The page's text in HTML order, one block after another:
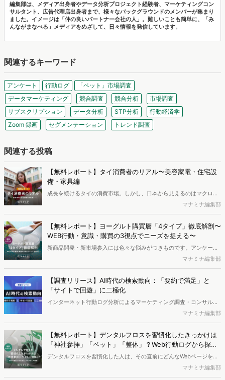
編集部は、メディア出身者やデータ分析プロジェクト経験者、マーケティングコン
サルタント、広告代理店出身者まで、様々なバックグラウンドのメンバーが集まり
ました。イメージは「仲の良いパートナー会社の人」。難しいことも簡単に、「み
んながまなべる」メディアをめざして、日々情報を発信しています。
関連するキーワード
アンケート 行動ログ
「ペット」市場調査
データマーケティング
競合調査 競合分析
市場調査
サブスクリプション
データ分析 STP分析
行動経済学
Zoom 録画
セグメンテーション トレンド調査
関連する投稿
【無料レポート】タイ消費者のリアル〜美容家電・住宅設
備・家具編
成⻑を続けるタイの消費市場。しかし、⽇本から⾒えるのはマクロ統
計や店頭の⾵景までで、消費者が家の中で実際に何を使い、何にこだ
わって暮らしているかは⾒えにくいのが実情です 。本レポートでは、
美容家電・キッチン・家具の3 領域にフォーカスし、2 つのアンケー
トと投稿写真の分析により、タイの暮らしの実態を調査しました。※
本レポートは記事のフォームから無料でダウンロードできます。
マナミナ編集部
【無料レポート】ヨーグルト購買層「4タイプ」徹底解剖〜
WEB行動・意識・購買の3視点でニーズを捉える〜
新商品開発・新市場参入には色々な悩みがつきものです。アンケート
調査を実施しても、購買実態が不透明、新商品の受容性も判断しきれ
ないなど、詰めきれない問題もあるかと思います。そこで本レポート
で提案するのが、「WEB行動・意識・購買の3視点」を活用し、どの
ようにして市場理解をしていけるのか、現状の既発商品のセグメント
で相性の良いターゲットはどこかを明らかにするという調査手法で
す。新商品開発関連担当者様・マーケティング担当者様向け必見のレ
ポートとなっています。※本レポートは記事のフォームから無料でダ
ウンロードできます。
マナミナ編集部
【調査リリース】AI時代の検索動向：「要約で満足」と
「サイトで回遊」に二極化
インターネット行動ログ分析によるマーケティング調査・コンサルテ
ィングサービスを提供する株式会社ヴァリューズ（本社：東京都港
区、代表取締役社長：辻本 秀幸、以下「ヴァリューズ」）は、人々の
検索が AI によってどのように変化しているか調査しました。 ユーザ
ーがウェブサイトに遷移せずに検索を終える「ゼロクリック」が増加
しているとも言われますが、今回の調査では、クエリの種類によって
サイトへの遷移に差があることや、流入後のサイト回遊状況にも変化
マナミナ編集部
【無料レポート】デンタルフロスを習慣化したきっかけは
「神社参拝」「ペット」「整体」？Web行動ログから探る
12のCEPと人物像
デンタルフロスを習慣化した人は、その直前にどんなWebページを見
ていたのか ——「健康意識が高まったから」「歯医者で勧められたか
ら」。新しい習慣のきっかけを尋ねると、こうした"もっともらしい理
マナミナ編集部